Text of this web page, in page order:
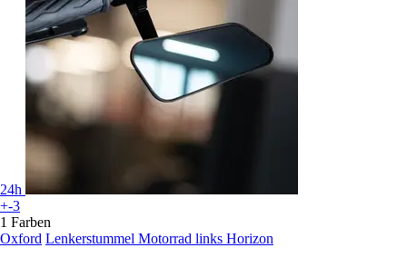
24h
+-3
1 Farben
Oxford Lenkerstummel Motorrad links Horizon